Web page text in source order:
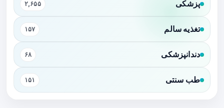
پزشکی ۲,۶۵۵
تغذیه سالم ۱۵۷
دندانپزشکی ۶۸
طب سنتی ۱۵۱